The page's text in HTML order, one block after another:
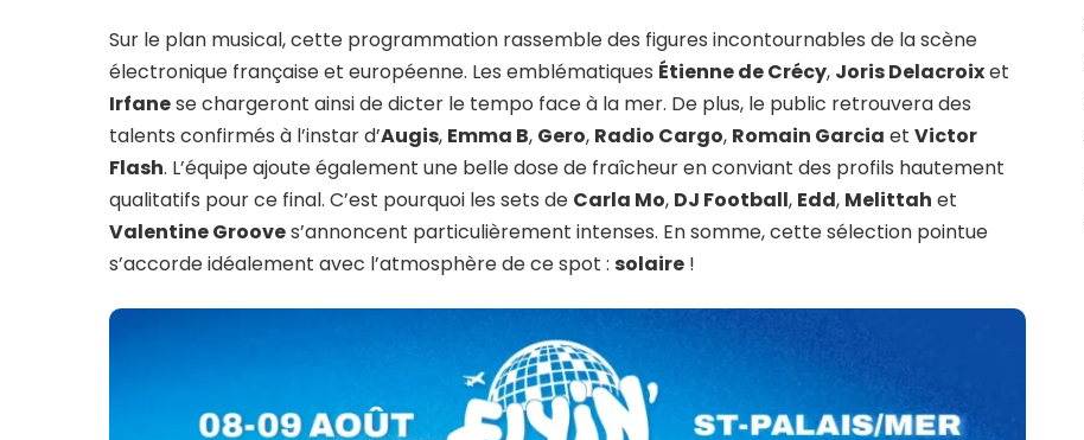
Sur le plan musical, cette programmation rassemble des figures incontournables de la scène
électronique française et européenne. Les emblématiques Étienne de Crécy, Joris Delacroixet
Irfanese chargeront ainsi de dicter le tempo face à la mer. De plus, le public retrouvera des
talents confirmés à l’instar d’Augis, Emma B, Gero, Radio Cargo, Romain Garcia etVictor
Flash. L’équipe ajoute également une belle dose de fraîcheur en conviant des profils hautement
qualitatifs pour ce final. C’est pourquoi les sets de Carla Mo, DJ Football, Edd, Melittah et
Valentine Grooves’annoncent particulièrement intenses. En somme, cette sélection pointue
s’accorde idéalement avec l’atmosphère de ce spot :solaire !